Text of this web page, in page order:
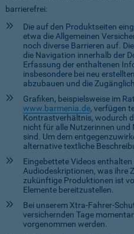
barrierefrei:
Die auf den Produktseiten
etwa die Allgemeinen
noch diverse Barrieren auf.
die Navigation innerhalb der
Erfassung der enthaltenen
insbesondere bei neu
abzubauen und die
Grafiken, beispielsweise im
www.barmenia.de, verfügen
Kontrastverhältnis, wodurch
nicht für alle Nutzerinnen
sind. Um dem
alternative textliche
Eingebettete Videos
Audiodeskriptionen, was ihre
zukünftige Produktionen ist
Elemente bereitzustellen.
Bei unserem Xtra-Fahrer-
versichernden Tage
vorgenommen werden.